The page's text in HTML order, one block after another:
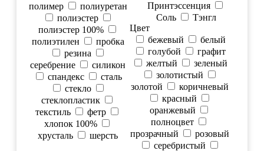
полимер
полиуретан
полиэстер
полиэстер 100%
полиэтилен
пробка
резина
серебрение
силикон
спандекс
сталь
стекло
стеклопластик
текстиль
фетр
хлопок 100%
хрусталь
шерсть
Принтэссенция
Соль
Тэнгл
Цвет
бежевый
белый
голубой
графит
желтый
зеленый
золотистый
золотой
коричневый
красный
оранжевый
полноцвет
прозрачный
розовый
серебристый